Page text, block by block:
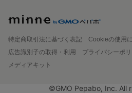
特定商取引法に基づく表記
Cookieの使用
広告識別子の取得・利用
プライバシーポ
メディアキット
©GMO Pepabo, Inc. All